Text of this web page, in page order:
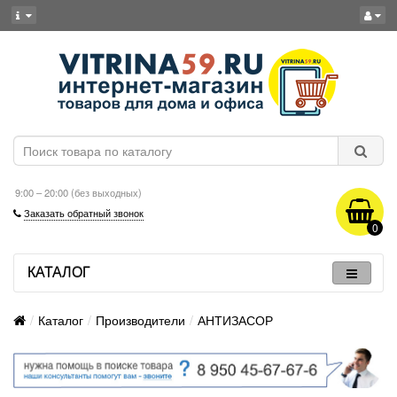
9:00 – 20:00 (без выходных)
Заказать обратный звонок
0
КАТАЛОГ
Каталог Производители АНТИЗАСОР